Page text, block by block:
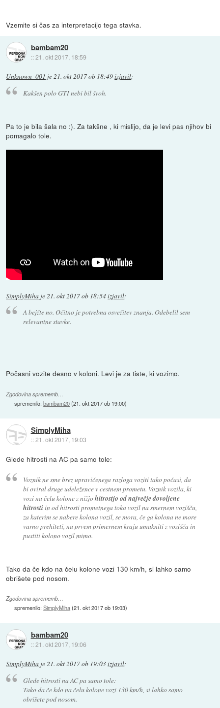
Vzemite si čas za interpretacijo tega stavka.
bambam20
::21. okt 2017, 18:59
Unknown_001 je21. okt 2017 ob 18:49izjavil:
Kakšen polo GTI nebi bil švoh.
Pa to je bila šala no :). Za takšne , ki mislijo, da je levi pas njihov bi
pomagalo tole.
SimplyMiha je21. okt 2017 ob 18:54izjavil:
A bejžte no. Očitno je potrebna osvežitev znanja. Odebelil sem
relevantne stavke.
Počasni vozite desno v koloni. Levi je za tiste, ki vozimo.
Zgodovina sprememb…
spremenilo:bambam20(21. okt 2017 ob 19:00)
SimplyMiha
::21. okt 2017, 19:03
Glede hitrosti na AC pa samo tole:
Voznik ne sme brez upravičenega razloga voziti tako počasi, da
bi oviral druge udeležence v cestnem prometu. Voznik vozila, ki
vozi na čelu kolone z nižjohitrostjo od največje dovoljene
hitrostiin od hitrosti prometnega toka vozil na smernem vozišču,
za katerim se nabere kolona vozil, se mora, če ga kolona ne more
varno prehiteti, na prvem primernem kraju umakniti z vozišča in
pustiti kolono vozil mimo.
Tako da če kdo na čelu kolone vozi 130 km/h, si lahko samo
obrišete pod nosom.
Zgodovina sprememb…
spremenilo:SimplyMiha(21. okt 2017 ob 19:03)
bambam20
::21. okt 2017, 19:06
SimplyMiha je21. okt 2017 ob 19:03izjavil:
Glede hitrosti na AC pa samo tole:
Tako da če kdo na čelu kolone vozi 130 km/h, si lahko samo
obrišete pod nosom.